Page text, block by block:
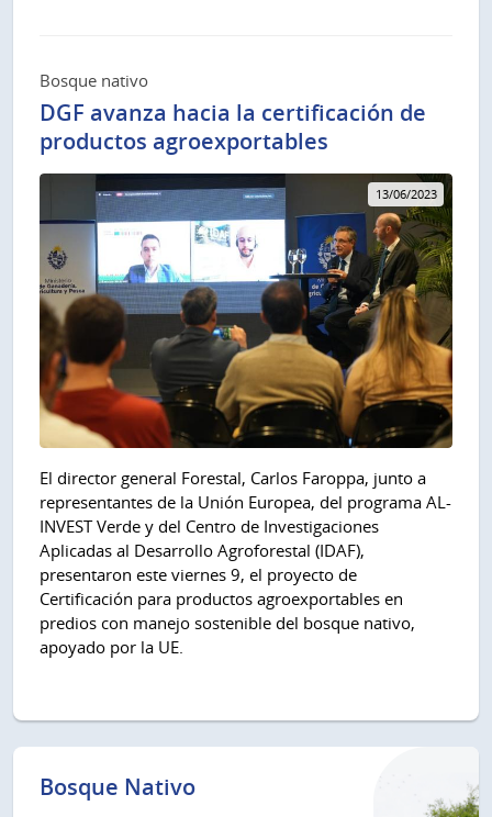
Bosque nativo
DGF avanza hacia la certificación de
productos agroexportables
13/06/2023
El director general Forestal, Carlos Faroppa, junto a
representantes de la Unión Europea, del programa AL-
INVEST Verde y del Centro de Investigaciones
Aplicadas al Desarrollo Agroforestal (IDAF),
presentaron este viernes 9, el proyecto de
Certificación para productos agroexportables en
predios con manejo sostenible del bosque nativo,
apoyado por la UE.
Bosque Nativo